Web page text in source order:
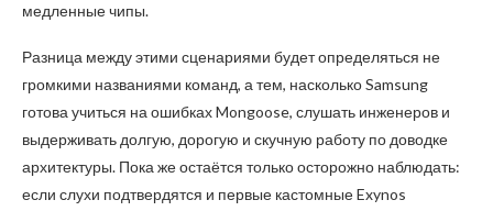
медленные чипы.
Разница между этими сценариями будет определяться не
громкими названиями команд, а тем, насколько Samsung
готова учиться на ошибках Mongoose, слушать инженеров и
выдерживать долгую, дорогую и скучную работу по доводке
архитектуры. Пока же остаётся только осторожно наблюдать:
если слухи подтвердятся и первые кастомные Exynos